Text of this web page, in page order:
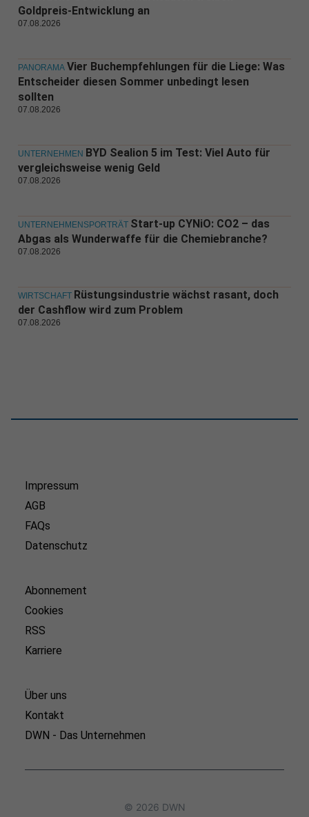
Goldpreis-Entwicklung an
07.08.2026
PANORAMA Vier Buchempfehlungen für die Liege: Was
Entscheider diesen Sommer unbedingt lesen
sollten
07.08.2026
UNTERNEHMEN BYD Sealion 5 im Test: Viel Auto für
vergleichsweise wenig Geld
07.08.2026
UNTERNEHMENSPORTRÄT Start-up CYNiO: CO2 – das
Abgas als Wunderwaffe für die Chemiebranche?
07.08.2026
WIRTSCHAFT Rüstungsindustrie wächst rasant, doch
der Cashflow wird zum Problem
07.08.2026
Impressum
AGB
FAQs
Datenschutz
Abonnement
Cookies
RSS
Karriere
Über uns
Kontakt
DWN - Das Unternehmen
© 2026 DWN